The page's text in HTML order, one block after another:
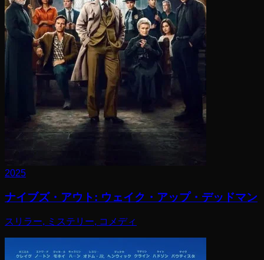
2025
ナイブズ・アウト: ウェイク・アップ・デッドマン
スリラー, ミステリー, コメディ